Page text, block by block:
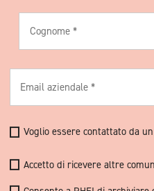
Voglio essere contattato da
Accetto di ricevere altre